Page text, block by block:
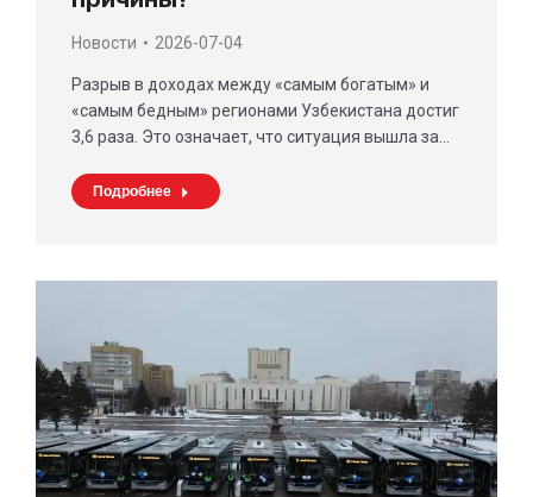
Новости 2026-07-04
Разрыв в доходах между «самым богатым» и
«самым бедным» регионами Узбекистана достиг
3,6 раза. Это означает, что ситуация вышла за…
Подробнее